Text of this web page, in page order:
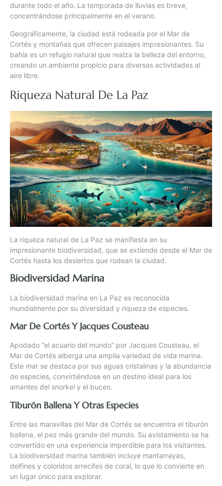
durante todo el año. La temporada de lluvias es breve,
concentrándose principalmente en el verano.
Geográficamente, la ciudad está rodeada por el Mar de
Cortés y montañas que ofrecen paisajes impresionantes. Su
bahía es un refugio natural que realza la belleza del entorno,
creando un ambiente propicio para diversas actividades al
aire libre.
Riqueza Natural De La Paz
La riqueza natural de La Paz se manifiesta en su
impresionante biodiversidad, que se extiende desde el Mar de
Cortés hasta los desiertos que rodean la ciudad.
Biodiversidad Marina
La biodiversidad marina en La Paz es reconocida
mundialmente por su diversidad y riqueza de especies.
Mar De Cortés Y Jacques Cousteau
Apodado “el acuario del mundo” por Jacques Cousteau, el
Mar de Cortés alberga una amplia variedad de vida marina.
Este mar se destaca por sus aguas cristalinas y la abundancia
de especies, convirtiéndose en un destino ideal para los
amantes del snorkel y el buceo.
Tiburón Ballena Y Otras Especies
Entre las maravillas del Mar de Cortés se encuentra el tiburón
ballena, el pez más grande del mundo. Su avistamiento se ha
convertido en una experiencia imperdible para los visitantes.
La biodiversidad marina también incluye mantarrayas,
delfines y coloridos arrecifes de coral, lo que lo convierte en
un lugar único para explorar.